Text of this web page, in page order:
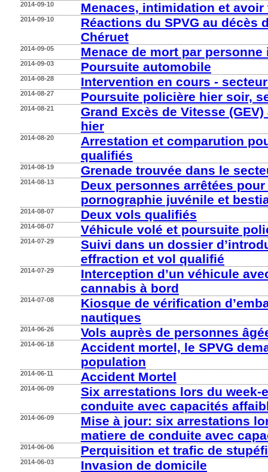
Menaces, intimidation et
2014-09-10
Réactions du SPVG au décès
Chéruet
2014-09-10
Menace de mort par personne
2014-09-05
Poursuite automobile
2014-09-03
Intervention en cours -
2014-08-28
Poursuite policière hier soir,
2014-08-27
Grand Excès de Vitesse
hier
2014-08-21
Arrestation et comparution
qualifiés
2014-08-20
Grenade trouvée dans le
2014-08-19
Deux personnes arrêtées
pornographie juvénile et
2014-08-13
Deux vols qualifiés
2014-08-07
Véhicule volé et poursuite
2014-08-07
Suivi dans un dossier
effraction et vol qualifié
2014-07-29
Interception d’un véhicule
cannabis à bord
2014-07-29
Kiosque de vérification
nautiques
2014-07-08
Vols auprès de personnes
2014-06-26
Accident mortel, le SPVG
population
2014-06-18
Accident Mortel
2014-06-11
Six arrestations lors du week-
conduite avec capacités
2014-06-09
Mise à jour: six arrestations
matiere de conduite avec
2014-06-09
Perquisition et trafic de
2014-06-06
Invasion de domicile
2014-06-03